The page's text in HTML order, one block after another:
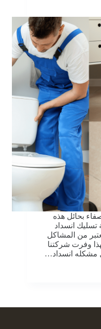
بحائل هذه
انسداد
من المشاكل
وفرت شركتنا
مشكله انسداد…